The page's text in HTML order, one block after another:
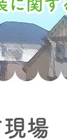
に関す
現場